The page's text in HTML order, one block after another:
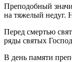
Преподобный
на тяжелый недуг.
Перед смертью
ряды святых
В день памяти